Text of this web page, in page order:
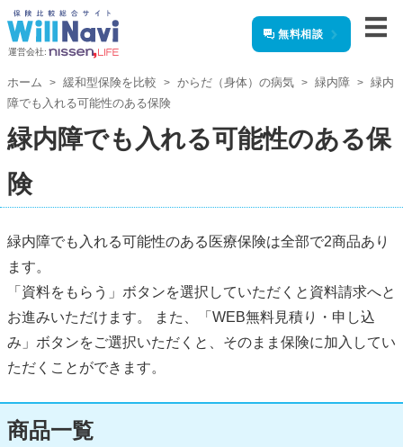
運営会社:
無料相談
ホーム 緩和型保険を比較 からだ（身体）の病気 緑内障
緑内
障でも入れる可能性のある保険
緑内障でも入れる可能性のある保
険
緑内障でも入れる可能性のある医療保険は全部で2商品あり
ます。
「資料をもらう」ボタンを選択していただくと資料請求へと
お進みいただけます。 また、「WEB無料見積り・申し込
み」ボタンをご選択いただくと、そのまま保険に加入してい
ただくことができます。
商品一覧